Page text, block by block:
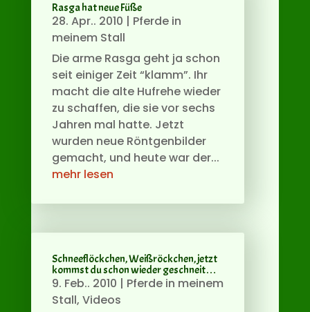
Rasga hat neue Füße
28. Apr.. 2010 | Pferde in
meinem Stall
Die arme Rasga geht ja schon
seit einiger Zeit “klamm”. Ihr
macht die alte Hufrehe wieder
zu schaffen, die sie vor sechs
Jahren mal hatte. Jetzt
wurden neue Röntgenbilder
gemacht, und heute war der...
mehr lesen
Schneeflöckchen, Weißröckchen, jetzt
kommst du schon wieder geschneit…
9. Feb.. 2010 | Pferde in meinem
Stall, Videos